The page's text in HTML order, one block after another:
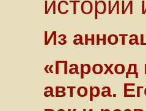
истории
Из
«Пароход
автора.